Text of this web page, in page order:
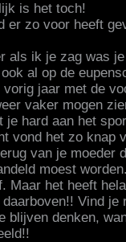
is het toch!
er zo voor heeft
als ik je zag was
al op de
vorig jaar met de
vaker mogen
je hard aan het
vond het zo knap
van je moeder
moest
Maar het heeft
daarboven!! Vind
blijven denken,